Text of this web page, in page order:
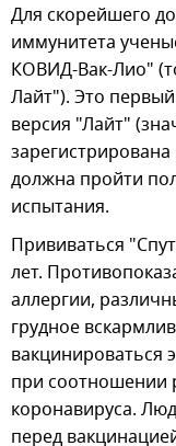
Для скорейшего
иммунитета
КОВИД-Вак-Лио"
Лайт"). Это
версия "Лайт"
должна пройти
испытания.
Прививаться
лет.
аллергии,
грудное
вакцинироваться
при соотношении
коронавируса.
перед